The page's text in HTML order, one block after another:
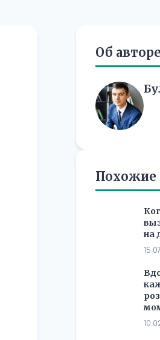
Об авторе
Похожие
на